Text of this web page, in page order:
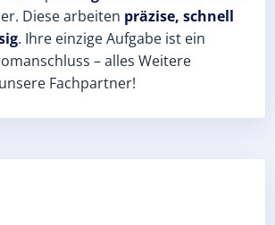
Diese arbeiten präzise, schnell
. Ihre einzige Aufgabe ist ein
– alles Weitere
Fachpartner!